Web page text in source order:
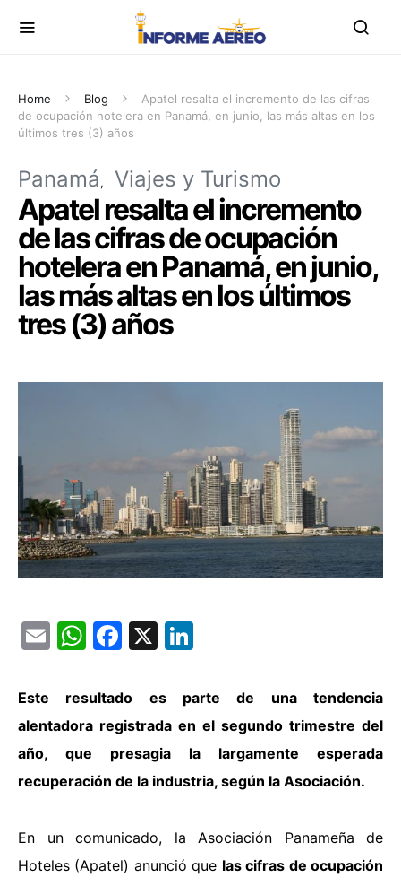
Home Blog
Apatel resalta el incremento de las cifras
de ocupación hotelera en Panamá, en junio, las más altas en los
últimos tres (3) años
Panamá Viajes y Turismo
Apatel resalta el incremento
de las cifras de ocupación
hotelera en Panamá, en junio,
las más altas en los últimos
tres (3) años
EmailWhatsApp
Facebook
X
Este resultado es parte de una tendencia
alentadora registrada en el segundo trimestre del
año, que presagia la largamente esperada
recuperación de la industria, según la Asociación.
En un comunicado, la Asociación Panameña de
Hoteles (Apatel) anunció que las cifras de ocupación